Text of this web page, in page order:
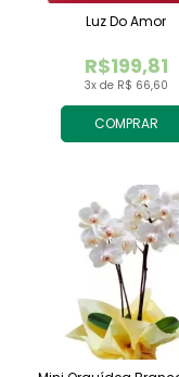
COMPRAR
3x de R$ 66,60
R$199,81
Luz Do Amor